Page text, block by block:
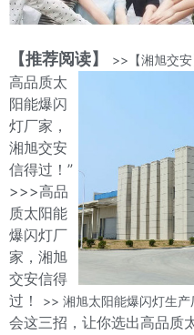
【推荐阅读】 >>【湘旭交
高品质太
阳能爆闪
灯厂家，
湘旭交安
信得过！”
>>>高品
质太阳能
爆闪灯厂
家，湘旭
交安信得
过！
>> 湘旭太阳能爆闪灯生
会这三招，让你选出高品质